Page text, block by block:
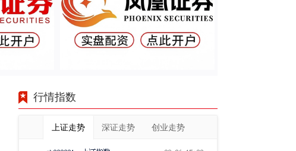
行情指数
上证走势 深证走势 创业走势